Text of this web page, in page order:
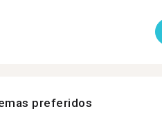
preferidos